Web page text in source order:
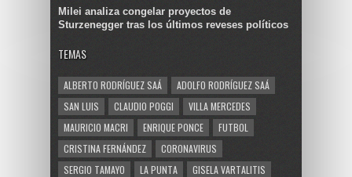
Milei analiza congelar proyectos de
Sturzenegger tras los últimos reveses políticos
TEMAS
ALBERTO RODRÍGUEZ SAÁ
ADOLFO RODRÍGUEZ SAÁ
SAN LUIS
CLAUDIO POGGI
VILLA MERCEDES
MAURICIO MACRI
ENRIQUE PONCE
FUTBOL
CRISTINA FERNÁNDEZ
CORONAVIRUS
SERGIO TAMAYO
LA PUNTA
GISELA VARTALITIS